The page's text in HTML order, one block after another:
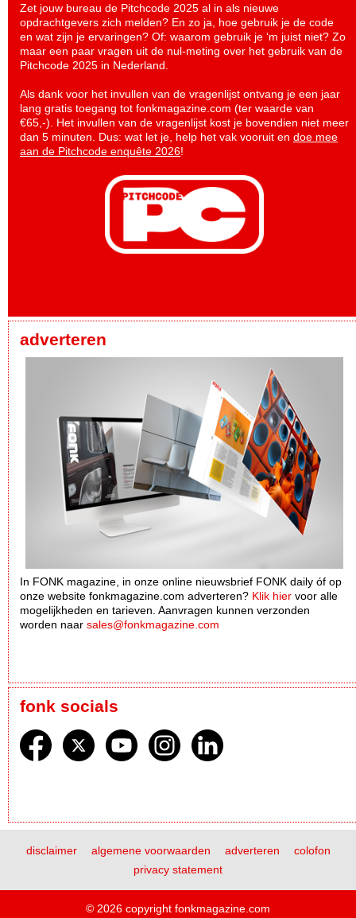
Zet jouw bureau de Pitchcode 2025 al in als nieuwe
opdrachtgevers zich melden? En zo ja, hoe gebruik je de code
en wat zijn je ervaringen? Of: waarom gebruik je ‘m juist niet? Zo
maar een paar vragen uit de nul-meting over het gebruik van de
Pitchcode 2025 in Nederland.
Als dank voor het invullen van de vragenlijst ontvang je een jaar
lang gratis toegang tot fonkmagazine.com (ter waarde van
€65,-). Het invullen van de vragenlijst kost je bovendien niet meer
dan 5 minuten. Dus: wat let je, help het vak vooruit en doe mee
aan de Pitchcode enquête 2026!
adverteren
In FONK magazine, in onze online nieuwsbrief FONK daily óf op
onze website fonkmagazine.com adverteren? Klik hier voor alle
mogelijkheden en tarieven. Aanvragen kunnen verzonden
worden naar sales@fonkmagazine.com
fonk socials
disclaimer algemene voorwaarden adverteren
colofon
privacy statement
© 2026 copyright fonkmagazine.com